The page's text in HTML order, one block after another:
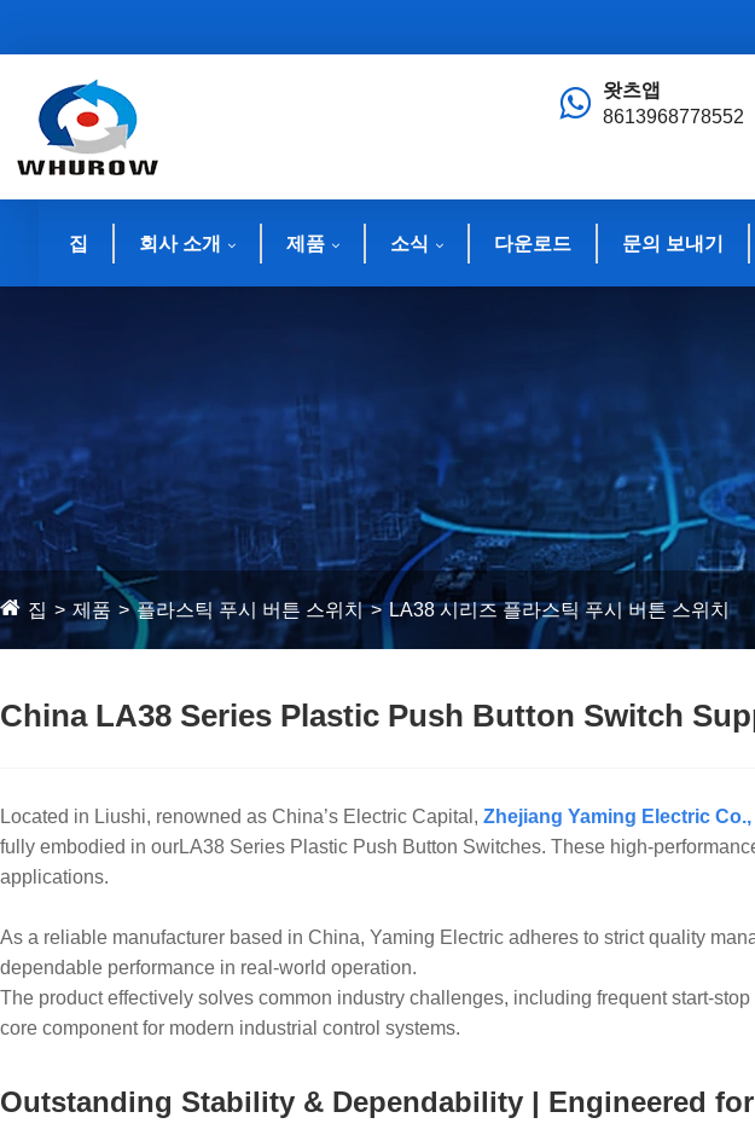
왓츠앱
8613968778552
집 회사 소개 제품 소식 다운로드 문의 보내기
집 제품 플라스틱 푸시 버튼 스위치 LA38 시리즈 플라스틱 푸시 버튼 스위치
China LA38 Series Plastic Push Button Switch
Located in Liushi, renowned as China’s Electric Capital, Zhejiang Yaming Electric
fully embodied in ourLA38 Series Plastic Push Button Switches. These high-
applications.
As a reliable manufacturer based in China, Yaming Electric adheres to strict quality
dependable performance in real-world operation.
The product effectively solves common industry challenges, including frequent start-
core component for modern industrial control systems.
Outstanding Stability & Dependability | Engineered